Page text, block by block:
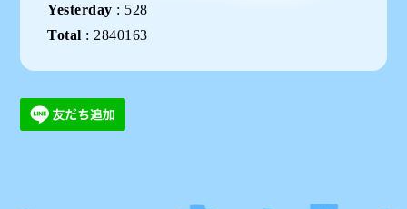
Yesterday : 528
Total : 2840163